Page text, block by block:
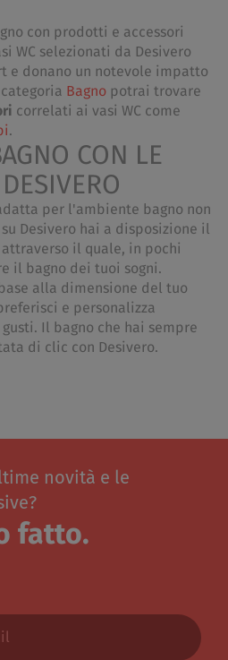
con prodotti e accessori
WC selezionati da Desivero
e donano un notevole impatto
Bagno potrai trovare
correlati ai vasi WC come
.
CON LE
per l'ambiente bagno non
Desivero hai a disposizione il
attraverso il quale, in pochi
il bagno dei tuoi sogni.
alla dimensione del tuo
e personalizza
Il bagno che hai sempre
di clic con Desivero.
novità e le
fatto.